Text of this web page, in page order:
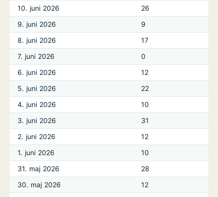
10. juni 2026
26
9. juni 2026
9
8. juni 2026
17
7. juni 2026
0
6. juni 2026
12
5. juni 2026
22
4. juni 2026
10
3. juni 2026
31
2. juni 2026
12
1. juni 2026
10
31. maj 2026
28
30. maj 2026
12